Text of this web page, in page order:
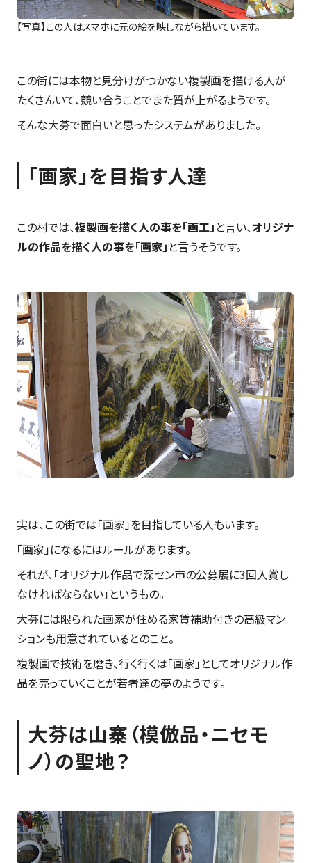
【写真】この人はスマホに元の絵を映しながら描いています。
この街には本物と見分けがつかない複製画を描ける人が
たくさんいて、競い合うことでまた質が上がるようです。
そんな大芬で面白いと思ったシステムがありました。
「画家」を目指す人達
この村では、複製画を描く人の事を「画工」 と言い、オリジナ
ルの作品を描く人の事を「画家」 と言うそうです。
実は、この街では「画家」を目指している人もいます。
「画家」になるにはルールがあります。
それが、「オリジナル作品で深セン市の公募展に3回入賞し
なければならない」というもの。
大芬には限られた画家が住める家賃補助付きの高級マン
ションも用意されているとのこと。
複製画で技術を磨き、行く行くは「画家」としてオリジナル作
品を売っていくことが若者達の夢のようです。
大芬は山寨（模倣品・ニセモ
ノ）の聖地？